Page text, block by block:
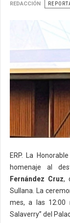
REDACCIÓN
ERP. La
homenaje al
Fernández Cruz,
Sullana. La
mes, a las 12:00
Salaverry” del